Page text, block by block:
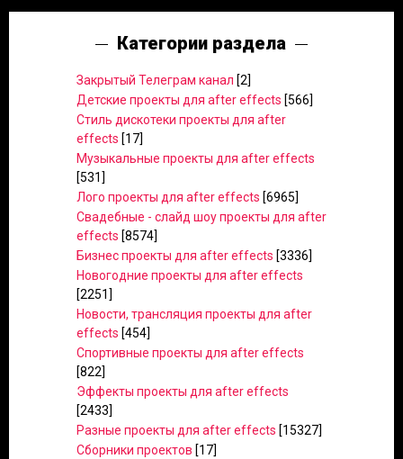
Категории раздела
Закрытый Телеграм канал [2]
Детские проекты для after effects [566]
Стиль дискотеки проекты для after
effects [17]
Музыкальные проекты для after effects
[531]
Лого проекты для after effects [6965]
Свадебные - слайд шоу проекты для after
effects [8574]
Бизнес проекты для after effects [3336]
Новогодние проекты для after effects
[2251]
Новости, трансляция проекты для after
effects [454]
Спортивные проекты для after effects
[822]
Эффекты проекты для after effects
[2433]
Разные проекты для after effects [15327]
Сборники проектов [17]